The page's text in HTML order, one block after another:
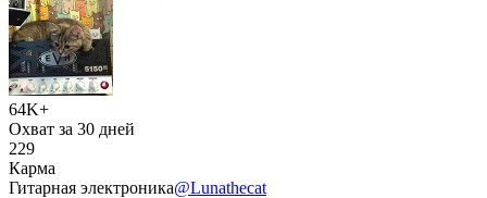
64K+
Охват за 30 дней
229
Карма
Гитарная электроника@Lunathecat